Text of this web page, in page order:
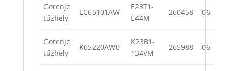
Gorenje
tűzhely
EC65101AW
E23T1-
E44M
260458 06
Gorenje
tűzhely
K65220AW0
K23B1-
134VM
265988 06